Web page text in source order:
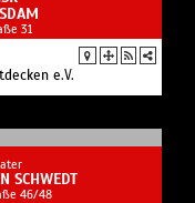
31
e.V.
SCHWEDT
46/48